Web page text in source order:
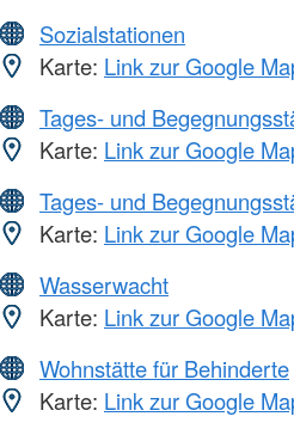
Sozialstationen
Karte: Link zur Google
Tages- und
Karte: Link zur Google
Tages- und
Karte: Link zur Google
Wasserwacht
Karte: Link zur Google
Wohnstätte für Behinderte
Karte: Link zur Google